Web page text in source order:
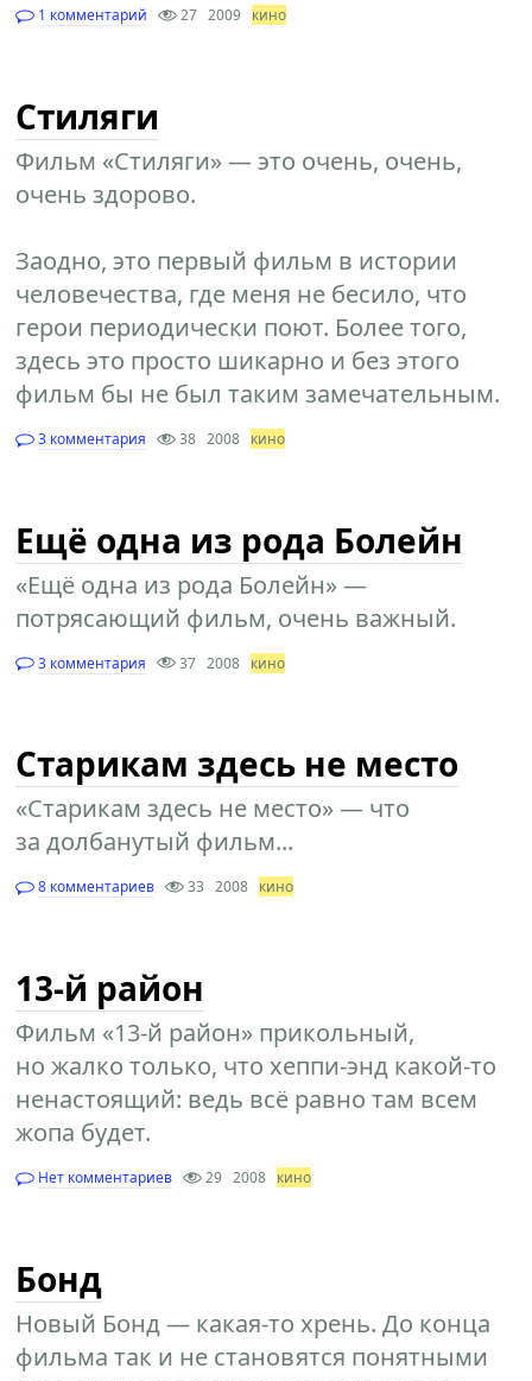
1 комментарий 27 2009 кино
Стиляги
Фильм «Стиляги» — это очень, очень,
очень здорово.
Заодно, это первый фильм в истории
человечества, где меня не бесило, что
герои периодически поют. Более того,
здесь это просто шикарно и без этого
фильм бы не был таким замечательным.
3 комментария 38 2008 кино
Ещё одна из рода Болейн
«Ещё одна из рода Болейн» —
потрясающий фильм, очень важный.
3 комментария 37 2008 кино
Старикам здесь не место
«Старикам здесь не место» — что
за долбанутый фильм...
8 комментариев 33 2008 кино
13-й район
Фильм «13-й район» прикольный,
но жалко только, что хеппи-энд какой-то
ненастоящий: ведь всё равно там всем
жопа будет.
Нет комментариев 29 2008 кино
Бонд
Новый Бонд — какая-то хрень. До конца
фильма так и не становятся понятными